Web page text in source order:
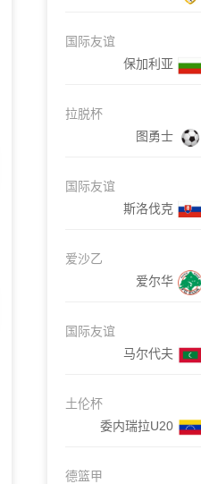
国际友谊
保加利亚
拉脱杯
图勇士
国际友谊
斯洛伐克
爱沙乙
爱尔华
国际友谊
马尔代夫
土伦杯
委内瑞拉U20
德篮甲